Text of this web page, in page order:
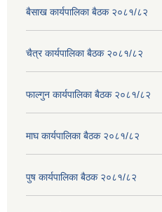
बैसाख कार्यपालिका बैठक २०८१/८२
चैत्र कार्यपालिका बैठक २०८१/८२
फाल्गुन कार्यपालिका बैठक २०८१/८२
माघ कार्यपालिका बैठक २०८१/८२
पुष कार्यपालिका बैठक २०८१/८२